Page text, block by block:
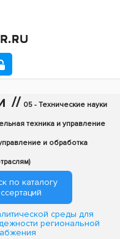
// 05 - Технические науки
техника и управление
и обработка
по каталогу
среды для
региональной